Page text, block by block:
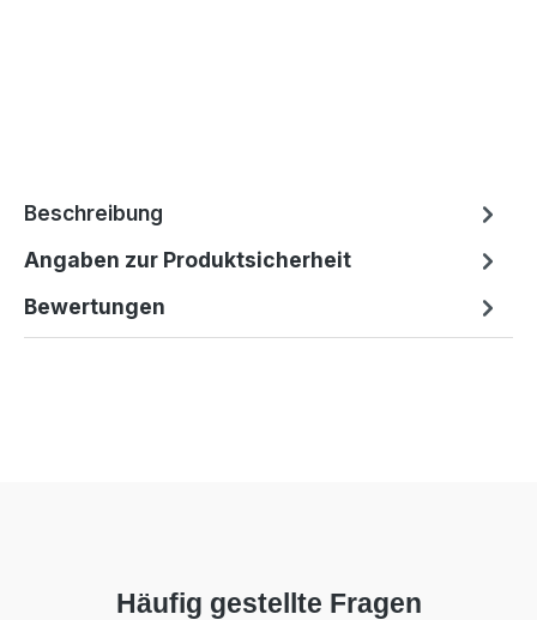
Beschreibung
Angaben zur Produktsicherheit
Bewertungen
Häufig gestellte Fragen